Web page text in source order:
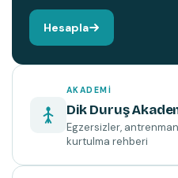
Hesapla
AKADEMI
Dik Duruş
Egzersizler,
kurtulma rehberi